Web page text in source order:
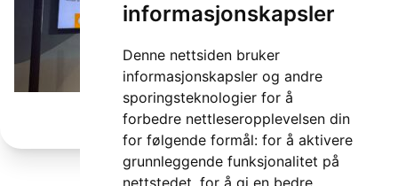
informasjonskapsler
Denne nettsiden bruker
informasjonskapsler og andre
sporingsteknologier for å
forbedre nettleseropplevelsen din
for følgende formål: for å aktivere
grunnleggende funksjonalitet på
nettstedet for å gi en bedre